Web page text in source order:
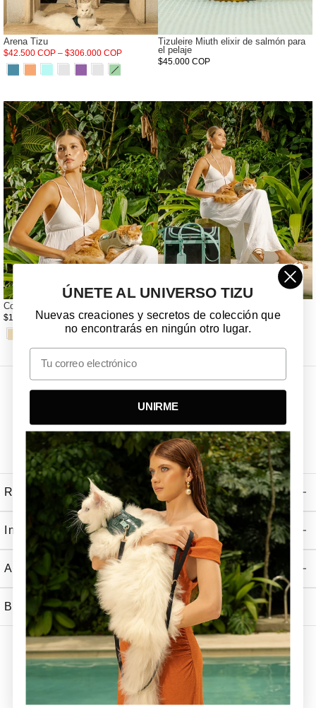
Arena Tizu
$42.500 COP – $306.000 COP
Tizuleire Miuth elixir de salmón para
el pelaje
$45.000 COP
Corso Rilievo Miuth 2XS
$170.000 COP $550.000 COP
Recibe Nuestras Ultimas Noticias
Información
Atención al Cliente
Boutiques Tizu
Tizu 2026. All Rights reserved
ÚNETE AL UNIVERSO TIZU
Nuevas creaciones y secretos de colección que
no encontrarás en ningún otro lugar.
Email
UNIRME